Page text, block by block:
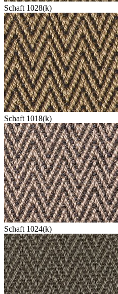
Schaft 1028(k)
Schaft 1018(k)
Schaft 1024(k)